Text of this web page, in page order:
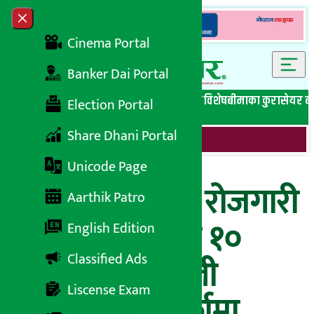
Skip to content
Close menu
Cinema Portal
Banker Dai Portal
Election Portal
Share Dhani Portal
Unicode Page
Aarthik Patro
English Edition
Classified Ads
Liscense Exam
सबै समाचारबेथिति मुर्दाबादबैंकिङ विशेष लघुवित्त विशेषबीमाका कुरासेयर
दक्षिण कोरियामा रोजगारी
गुमाउनेको संख्या १०
लाख पुग्यो, नेपाली